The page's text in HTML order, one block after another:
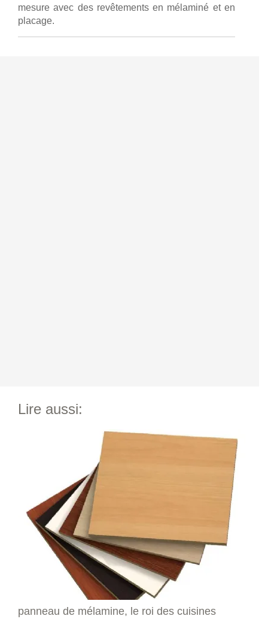
mesure avec des revêtements en mélaminé et en
placage.
Lire aussi:
panneau de mélamine, le roi des cuisines